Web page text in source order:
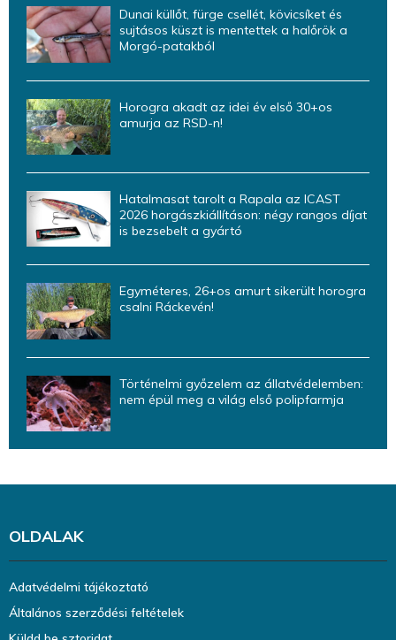
Dunai küllőt, fürge csellét, kövicsíket és
sujtásos küszt is mentettek a halőrök a
Morgó-patakból
Horogra akadt az idei év első 30+os
amurja az RSD-n!
Hatalmasat tarolt a Rapala az ICAST
2026 horgászkiállításon: négy rangos díjat
is bezsebelt a gyártó
Egyméteres, 26+os amurt sikerült horogra
csalni Ráckevén!
Történelmi győzelem az állatvédelemben:
nem épül meg a világ első polipfarmja
OLDALAK
Adatvédelmi tájékoztató
Általános szerződési feltételek